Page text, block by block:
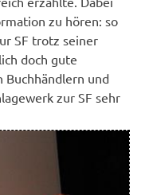
zu hören: so
SF trotz seiner
doch gute
Buchhändlern und
zur SF sehr